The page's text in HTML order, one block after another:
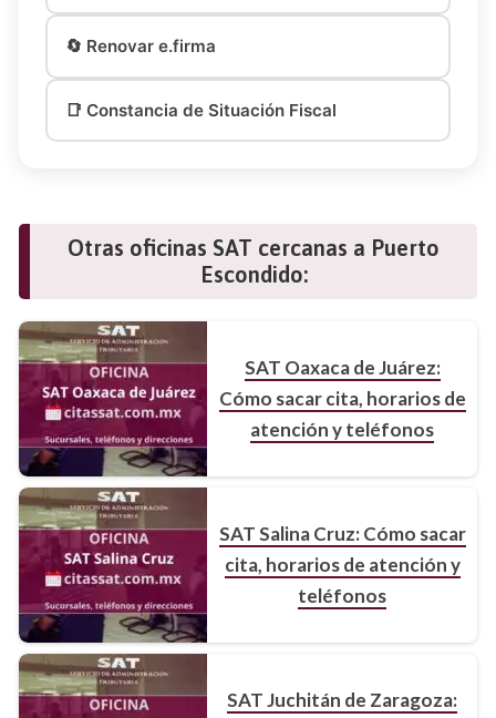
🔄 Renovar e.firma
📑 Constancia de Situación Fiscal
Otras oficinas SAT cercanas a Puerto
Escondido:
SAT Oaxaca de Juárez:
Cómo sacar cita, horarios de
atención y teléfonos
SAT Salina Cruz: Cómo sacar
cita, horarios de atención y
teléfonos
SAT Juchitán de Zaragoza: